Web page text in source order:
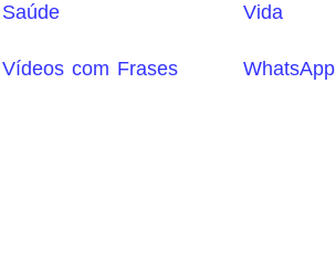
Saúde Vida
Vídeos com Frases WhatsApp